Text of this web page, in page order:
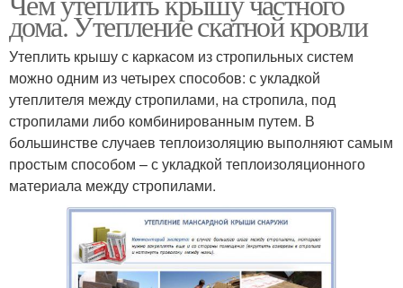
дома. Утепление скатной кровли
Утеплить крышу с каркасом из стропильных систем
можно одним из четырех способов: с укладкой
утеплителя между стропилами, на стропила, под
стропилами либо комбинированным путем. В
большинстве случаев теплоизоляцию выполняют самым
простым способом – с укладкой теплоизоляционного
материала между стропилами.